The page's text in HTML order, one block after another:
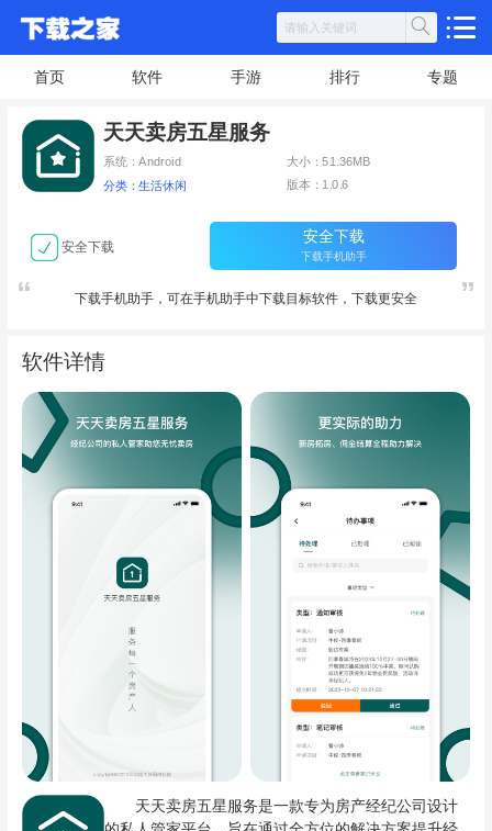
首页 软件 手游 排行 专题
天天卖房五星服务
系统：Android 大小：51.36MB
分类：生活休闲 版本：1.0.6
安全下载
安全下载
下载手机助手
下载手机助手，可在手机助手中下载目标软件，下载更安全
软件详情
天天卖房五星服务是一款专为房产经纪公司设计